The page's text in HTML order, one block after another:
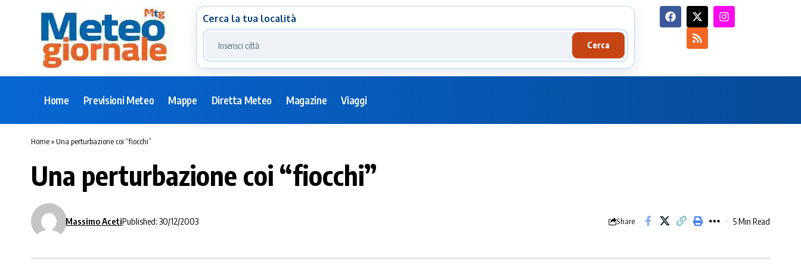
Cerca la tua località
Cerca
Home Previsioni Meteo Mappe Diretta Meteo Magazine Viaggi
Home»Una perturbazione coi “fiocchi”
Una perturbazione coi “fiocchi”
Massimo AcetiPublished: 30/12/2003 Share 5 Min Read